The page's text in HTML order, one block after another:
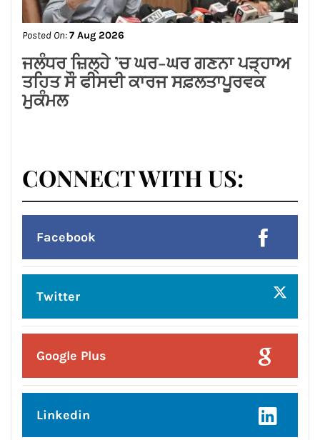
Posted On:7 Aug 2026
ਜਲੰਧਰ ਜ਼ਿਲ੍ਹੇ ’ਚ ਘਰ-ਘਰ ਗਣਨਾ ਪੜ੍ਹਾਅ
ਤਹਿਤ ਸੌ ਫੀਸਦੀ ਕਾਰਜ ਸਫ਼ਲਤਾਪੂਰਵਕ
ਮੁਕੰਮਲ
CONNECT WITH US:
Facebook
Twitter
Google Plus
Linkedin